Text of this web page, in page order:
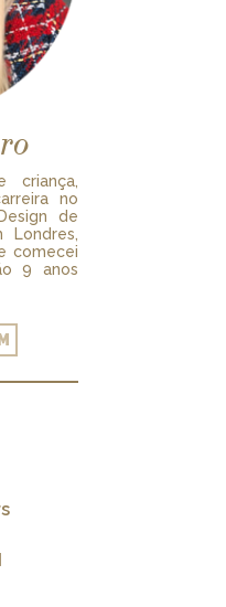
criança,
no
de
Londres,
comecei
9 anos